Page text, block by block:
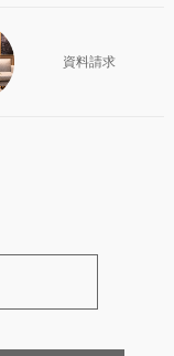
資料請求